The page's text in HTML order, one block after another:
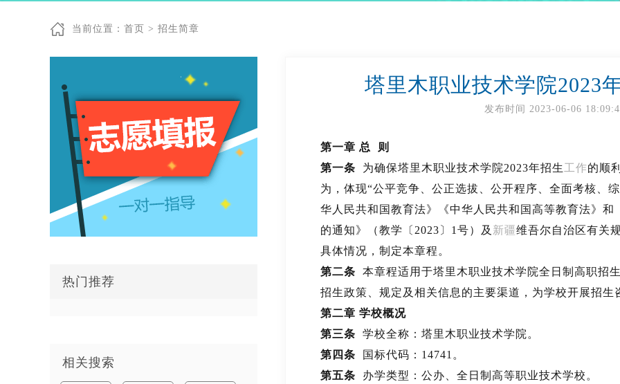
当前位置： 首页 > 招生简章
热门推荐
相关搜索
塔里木职业技术学院2023
发布时间 2023-06-06
第一章 总 则
第一条 为确保塔里木职业技术学院2023年招生工作的顺
为，体现“公平竞争、公正选拔、公开程序、全面考核、
华人民共和国教育法》《中华人民共和国高等教育法》
的通知》（教学〔2023〕1号）及 新疆维吾尔自治区有关
具体情况，制定本章程。
第二条 本章程适用于塔里木职业技术学院全日制高职招
招生政策、规定及相关信息的主要渠道，为学校开展招生
第二章 学校概况
第三条 学校全称：塔里木职业技术学院。
第四条 国标代码：14741。
第五条 办学类型：公办、全日制高等职业技术学校。